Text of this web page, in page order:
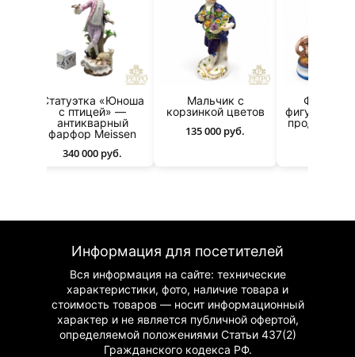
Статуэтка «Юноша
с птицей» —
антикварный
фарфор Meissen
340 000 руб.
Мальчик с
кoрзинкoй цветов
135 000 руб.
фигурка
продавец
Информация для посетителей
Вся информация на сайте: технические
характеристики, фото, наличие товара и
стоимость товаров — носит информационный
характер и не является публичной офертой,
определяемой положениями Статьи 437(2)
Гражданскогокодекса РФ.